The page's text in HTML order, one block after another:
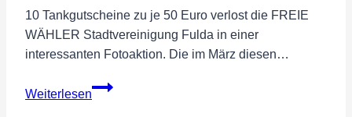
10 Tankgutscheine zu je 50 Euro verlost die FREIE
WÄHLER Stadtvereinigung Fulda in einer
interessanten Fotoaktion. Die im März diesen…
Weiterlesen
Gewinnaktion